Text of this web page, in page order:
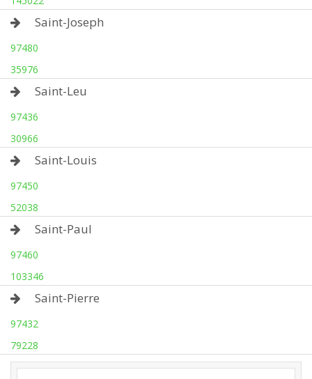
Saint-Joseph
97480
35976
Saint-Leu
97436
30966
Saint-Louis
97450
52038
Saint-Paul
97460
103346
Saint-Pierre
97432
79228